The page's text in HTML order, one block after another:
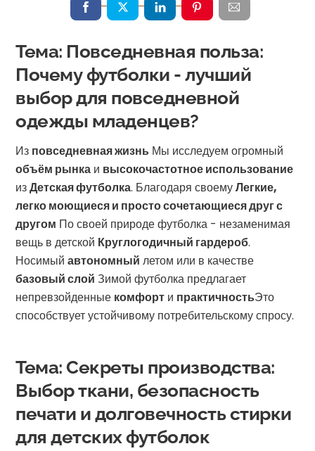
Тема: Повседневная польза:
Почему футболки - лучший
выбор для повседневной
одежды младенцев?
Из повседневная жизнь Мы исследуем огромный
объём рынка и высокочастотное использование
изДетская футболка. Благодаря своемуЛегкие,
легко моющиеся и просто сочетающиеся друг с
другом По своей природе футболка - незаменимая
вещь в детской Круглогодичный гардероб.
Носимыйавтономный летом или в качестве
базовый слой Зимой футболка предлагает
непревзойденные комфорт и практичностьЭто
способствует устойчивому потребительскому спросу.
Тема: Секреты производства:
Выбор ткани, безопасность
печати и долговечность стирки
для детских футболок